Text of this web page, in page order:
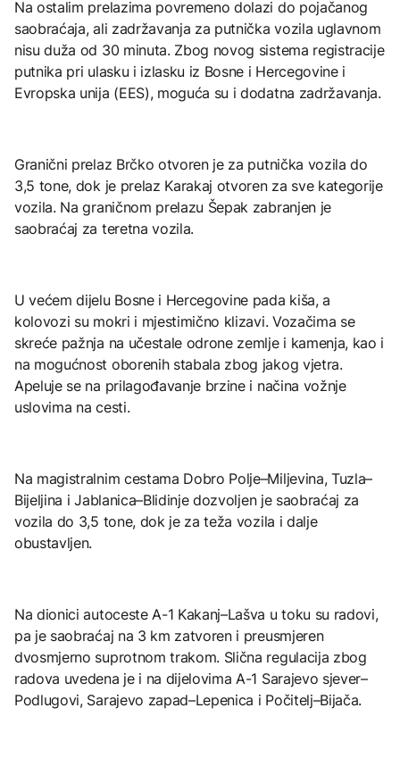
Na ostalim prelazima povremeno dolazi do pojačanog
saobraćaja, ali zadržavanja za putnička vozila uglavnom
nisu duža od 30 minuta. Zbog novog sistema registracije
putnika pri ulasku i izlasku iz Bosne i Hercegovine i
Evropska unija (EES), moguća su i dodatna zadržavanja.
Granični prelaz Brčko otvoren je za putnička vozila do
3,5 tone, dok je prelaz Karakaj otvoren za sve kategorije
vozila. Na graničnom prelazu Šepak zabranjen je
saobraćaj za teretna vozila.
U većem dijelu Bosne i Hercegovine pada kiša, a
kolovozi su mokri i mjestimično klizavi. Vozačima se
skreće pažnja na učestale odrone zemlje i kamenja, kao i
na mogućnost oborenih stabala zbog jakog vjetra.
Apeluje se na prilagođavanje brzine i načina vožnje
uslovima na cesti.
Na magistralnim cestama Dobro Polje–Miljevina, Tuzla–
Bijeljina i Jablanica–Blidinje dozvoljen je saobraćaj za
vozila do 3,5 tone, dok je za teža vozila i dalje
obustavljen.
Na dionici autoceste A-1 Kakanj–Lašva u toku su radovi,
pa je saobraćaj na 3 km zatvoren i preusmjeren
dvosmjerno suprotnom trakom. Slična regulacija zbog
radova uvedena je i na dijelovima A-1 Sarajevo sjever–
Podlugovi, Sarajevo zapad–Lepenica i Počitelj–Bijača.